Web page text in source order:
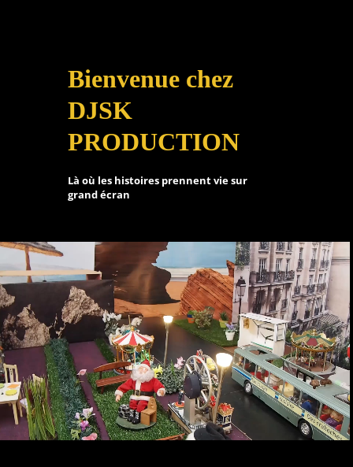
Bienvenue chez
DJSK
PRODUCTION
Là où les histoires prennent vie sur
grand écran